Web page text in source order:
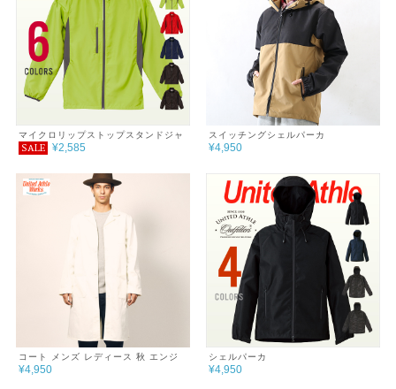
マイクロリップストップスタンドジャ
ケット（裏地付）
SALE ¥2,585
スイッチングシェルパーカ
¥4,950
コート メンズ レディース 秋 エンジ
ニアコート
¥4,950
シェルパーカ
¥4,950